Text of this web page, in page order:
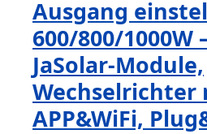
Ausgang
600/800/1000W
JaSolar-Module,
Wechselrichter
APP&WiFi,